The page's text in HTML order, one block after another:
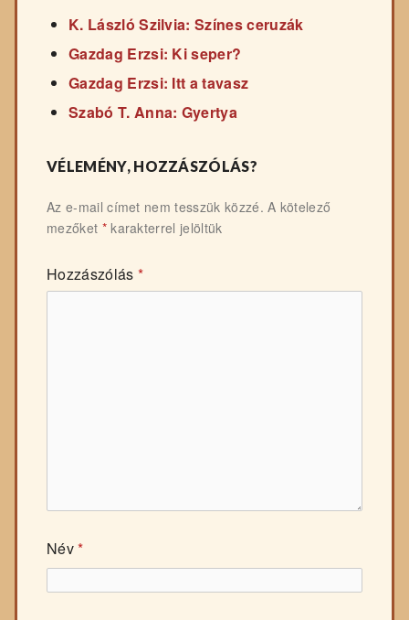
K. László Szilvia: Színes ceruzák
Gazdag Erzsi: Ki seper?
Gazdag Erzsi: Itt a tavasz
Szabó T. Anna: Gyertya
VÉLEMÉNY, HOZZÁSZÓLÁS?
Az e-mail címet nem tesszük közzé. A kötelező
mezőket *karakterrel jelöltük
Hozzászólás *
Név*